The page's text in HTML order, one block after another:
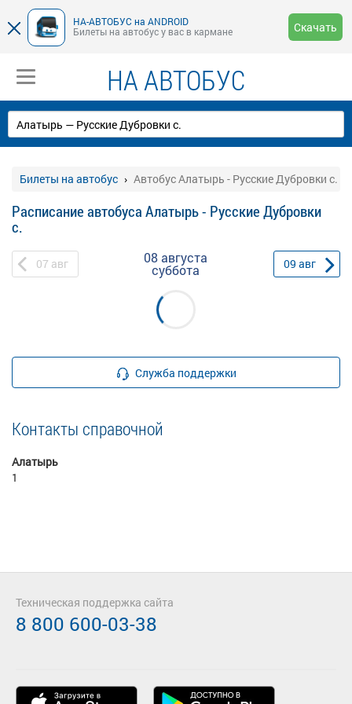
НА-АВТОБУС на ANDROID
Билеты на автобус у вас в кармане
Скачать
НА АВТОБУС
Билеты на автобус Автобус Алатырь - Русские Дубровки с.
Расписание автобуса Алатырь - Русские Дубровки
с.
07 авг 08 августа
суббота 09 авг
Служба поддержки
Контакты справочной
Алатырь
1
Техническая поддержка сайта
8 800 600-03-38